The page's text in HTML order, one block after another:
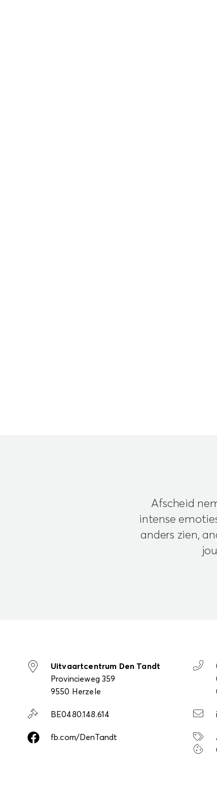
Afscheid
intense
anders zien,
Uitvaartcentrum Den Tandt
Provincieweg 359
9550 Herzele
BE0480.148.614
fb.com/DenTandt